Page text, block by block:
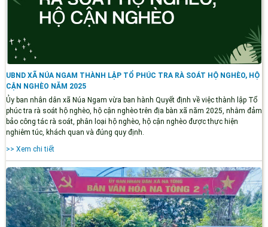
UBND XÃ NÚA NGAM THÀNH LẬP TỔ PHÚC TRA RÀ SOÁT HỘ NGHÈO, HỘ
CẬN NGHÈO NĂM 2025
Ủy ban nhân dân xã Núa Ngam vừa ban hành Quyết định về việc thành lập Tổ
phúc tra rà soát hộ nghèo, hộ cận nghèo trên địa bàn xã năm 2025, nhằm đảm
bảo công tác rà soát, phân loại hộ nghèo, hộ cận nghèo được thực hiện
nghiêm túc, khách quan và đúng quy định.
>> Xem chi tiết